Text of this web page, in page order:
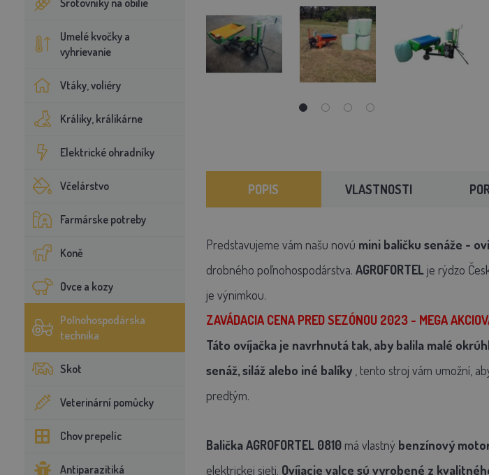
Šrotovníky na obilie
Umelé kvočky a
vyhrievanie
Vtáky, voliéry
Králiky, králikárne
Elektrické ohradníky
Včelárstvo
Farmárske potreby
Koně
Ovce a kozy
Poľnohospodárska
technika
Skot
Veterinární pomůcky
Chov prepelíc
Antiparazitiká
POPIS VLASTNOSTI
Predstavujeme vám našu novú mini baličku senáže -
drobného poľnohospodárstva. AGROFORTELje rýdzo
je výnimkou.
ZAVÁDACIA CENA PRED SEZÓNOU 2023 - MEGA
Táto ovíjačka je navrhnutá tak, aby balila malé
senáž, siláž alebo iné balíky, tento stroj vám umožní,
predtým.
Balička AGROFORTEL 0810má vlastný benzínový
elektrickej sieti. Ovíjacie valce sú vyrobené z